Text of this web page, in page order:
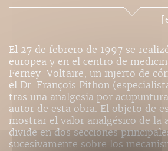
El 27 de febrero de 1997 se
europea y en el centro de
Ferney-Voltaire, un injerto de
el Dr. François Pithon
tras una analgesia por
autor de esta obra. El objeto de
mostrar el valor analgésico de la
divide en dos secciones
sucesivamente sobre los